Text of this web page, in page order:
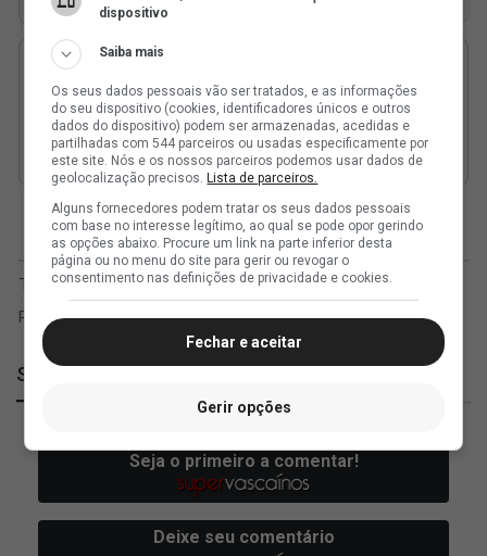
SuperVasco
dispositivo
Saiba mais
Os seus dados pessoais vão ser tratados, e as informações
do seu dispositivo (cookies, identificadores únicos e outros
dados do dispositivo) podem ser armazenadas, acedidas e
partilhadas com 544 parceiros ou usadas especificamente por
este site. Nós e os nossos parceiros podemos usar dados de
geolocalização precisos.Lista de parceiros.
Alguns fornecedores podem tratar os seus dados pessoais
com base no interesse legítimo, ao qual se pode opor gerindo
as opções abaixo. Procure um link na parte inferior desta
página ou no menu do site para gerir ou revogar o
consentimento nas definições de privacidade e cookies.
Fechar e aceitar
Gerir opções